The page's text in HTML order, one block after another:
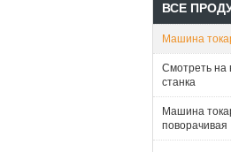
ВСЕ
Машина
Смотреть на
станка
Машина
поворачивая